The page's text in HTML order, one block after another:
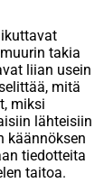
takia
liian usein
mitä
miksi
lähteisiin
käännöksen
tiedotteita
taitoa.